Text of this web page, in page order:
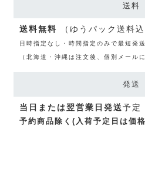
送料
送料無料 （ゆうパック送料込
日時指定なし・時間指定のみで最短発送
（北海道・沖縄は注文後、個別メール
発送
当日または翌営業日発送予定
予約商品除く(入荷予定日は価